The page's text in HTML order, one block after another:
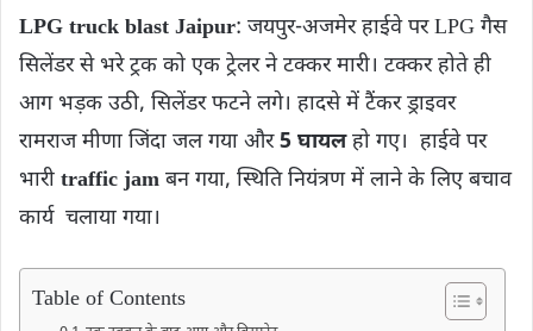
LPG truck blast Jaipur: जयपुर-अजमेर हाईवे पर LPG गैस
सिलेंडर से भरे ट्रक को एक ट्रेलर ने टक्कर मारी। टक्कर होते ही
आग भड़क उठी, सिलेंडर फटने लगे। हादसे में टैंकर ड्राइवर
रामराज मीणा जिंदा जल गया और5 घायलहो गए। हाईवे पर
भारी traffic jam बन गया, स्थिति नियंत्रण में लाने के लिए बचाव
कार्य चलाया गया।
Table of Contents